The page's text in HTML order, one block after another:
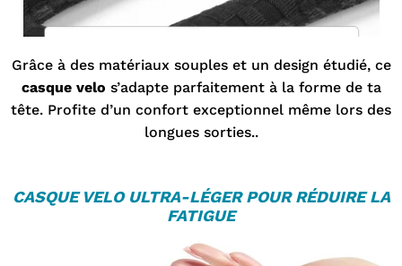
Grâce à des matériaux souples et un design étudié, ce
casque velo s’adapte parfaitement à la forme de ta
tête. Profite d’un confort exceptionnel même lors des
longues sorties..
CASQUE VELOULTRA-LÉGER POUR RÉDUIRE LA
FATIGUE